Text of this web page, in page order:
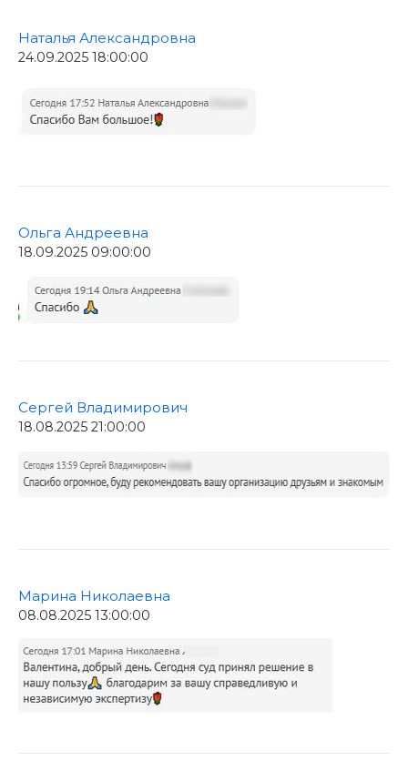
Наталья Александровна
24.09.2025 18:00:00
Ольга Андреевна
18.09.2025 09:00:00
Сергей Владимирович
18.08.2025 21:00:00
Марина Николаевна
08.08.2025 13:00:00